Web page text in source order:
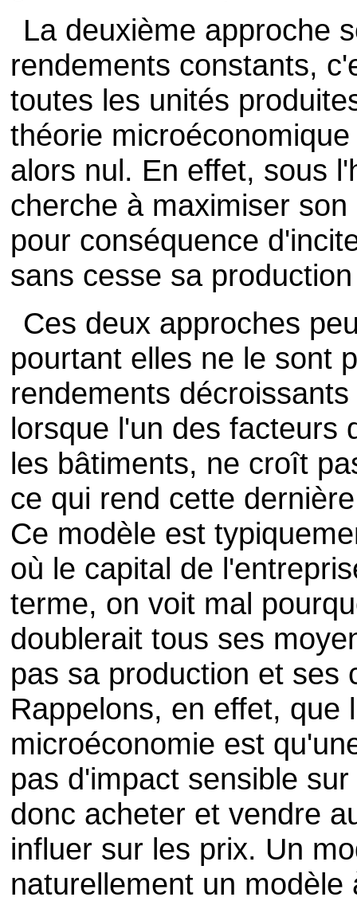
La deuxième approche
rendements constants,
toutes les unités
théorie
alors nul. En effet, sous
cherche à maximiser
pour conséquence
sans cesse sa
Ces deux approches
pourtant elles ne le sont
rendements
lorsque l'un des facteurs
les bâtiments, ne croît
ce qui rend cette
Ce modèle est
où le capital de
terme, on voit mal
doublerait tous ses
pas sa production et ses
Rappelons, en effet, que
microéconomie est
pas d'impact sensible
donc acheter et vendre
influer sur les prix. Un
naturellement un